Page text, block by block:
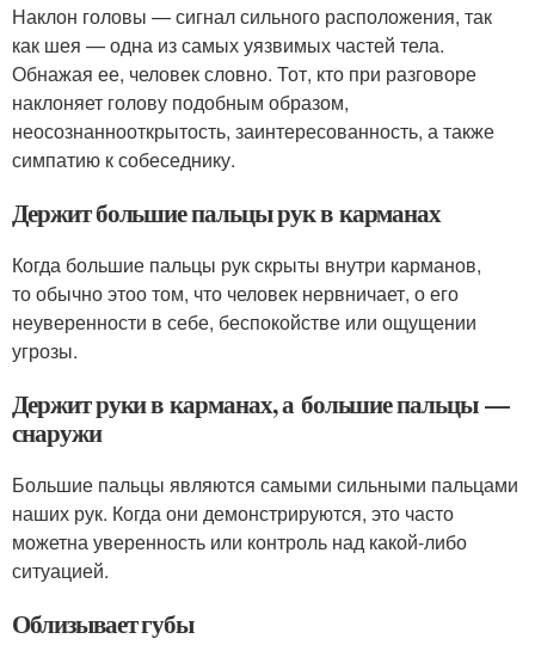
Наклон головы — сигнал сильного расположения, так
как шея — одна из самых уязвимых частей тела.
Обнажая ее, человек словно. Тот, кто при разговоре
наклоняет голову подобным образом,
неосознаннооткрытость, заинтересованность, а также
симпатию к собеседнику.
Держит большие пальцы рук в карманах
Когда большие пальцы рук скрыты внутри карманов,
то обычно этоо том, что человек нервничает, о его
неуверенности в себе, беспокойстве или ощущении
угрозы.
Держит руки в карманах, а большие пальцы —
снаружи
Большие пальцы являются самыми сильными пальцами
наших рук. Когда они демонстрируются, это часто
можетна уверенность или контроль над какой-либо
ситуацией.
Облизывает губы